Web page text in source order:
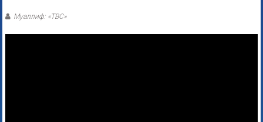
Муаллиф: «ТВС»